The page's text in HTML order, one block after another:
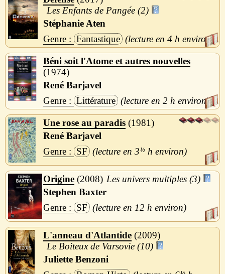
Les Enfants de Pangée (2)
Stéphanie Aten
Fantastique
4 h
Béni soit l'Atome et autres nouvelles
1974
René Barjavel
Littérature
2 h
Une rose au paradis 1981
René Barjavel
SF
3½ h
Origine 2008
Les univers multiples (3)
Stephen Baxter
SF
12 h
L'anneau d'Atlantide 2009
Le Boiteux de Varsovie (10)
Juliette Benzoni